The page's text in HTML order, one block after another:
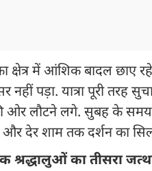
क्षेत्र में आंशिक बादल
नहीं पड़ा. यात्रा पूरी
ओर लौटने लगे. सुबह के समय
देर शाम तक दर्शन का
श्रद्धालुओं का तीसरा